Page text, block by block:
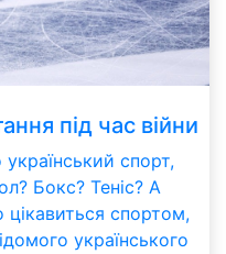
під час війни
спорт,
Бокс? Теніс? А
спортом,
українського